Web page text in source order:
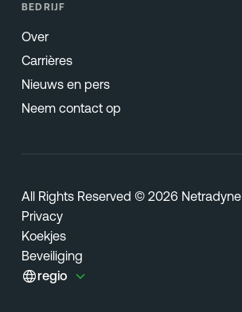
BEDRIJF
Over
Carrières
Nieuws en pers
Neem contact op
All Rights Reserved © 2026 Netradyne
Privacy
Koekjes
Beveiliging
regio